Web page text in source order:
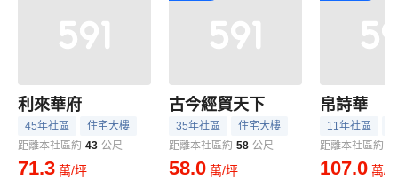
利來華府
45年社區
住宅大樓
距離本社區約 43 公尺
71.3 萬/坪
古今經貿天下
35年社區
住宅大樓
距離本社區約 58 公尺
58.0 萬/坪
帛詩華
11年社區
距離本社區約
107.0 萬/